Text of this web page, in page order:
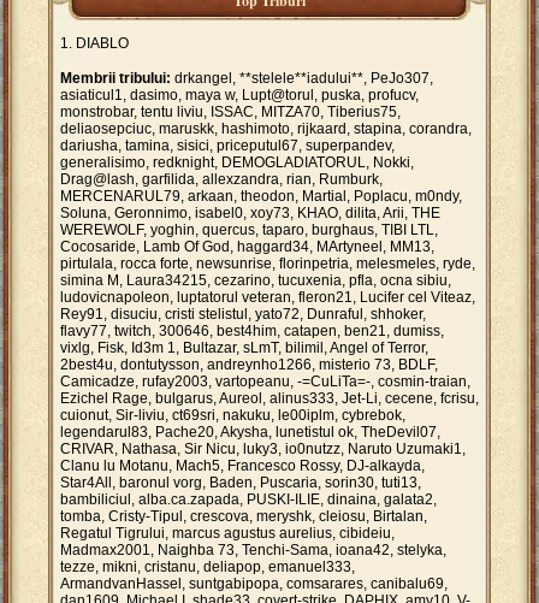
DIABLO
Membrii tribului: drkangel, **stelele**iadului**, PeJo307,
asiaticul1, dasimo, maya w, Lupt@torul, puska, profucv,
monstrobar, tentu liviu, ISSAC, MITZA70, Tiberius75,
deliaosepciuc, maruskk, hashimoto, rijkaard, stapina, corandra,
dariusha, tamina, sisici, priceputul67, superpandev,
generalisimo, redknight, DEMOGLADIATORUL, Nokki,
Drag@lash, garfilida, allexzandra, rian, Rumburk,
MERCENARUL79, arkaan, theodon, Martial, Poplacu, m0ndy,
Soluna, Geronnimo, isabel0, xoy73, KHAO, dilita, Arii, THE
WEREWOLF, yoghin, quercus, taparo, burghaus, TIBI LTL,
Cocosaride, Lamb Of God, haggard34, MArtyneel, MM13,
pirtulala, rocca forte, newsunrise, florinpetria, melesmeles, ryde,
simina M, Laura34215, cezarino, tucuxenia, pfla, ocna sibiu,
ludovicnapoleon, luptatorul veteran, fleron21, Lucifer cel Viteaz,
Rey91, disuciu, cristi stelistul, yato72, Dunraful, shhoker,
flavy77, twitch, 300646, best4him, catapen, ben21, dumiss,
vixlg, Fisk, Id3m 1, Bultazar, sLmT, bilimil, Angel of Terror,
2best4u, dontutysson, andreynho1266, misterio 73, BDLF,
Camicadze, rufay2003, vartopeanu, -=CuLiTa=-, cosmin-traian,
Ezichel Rage, bulgarus, Aureol, alinus333, Jet-Li, cecene, fcrisu,
cuionut, Sir-liviu, ct69sri, nakuku, le00iplm, cybrebok,
legendarul83, Pache20, Akysha, lunetistul ok, TheDevil07,
CRIVAR, Nathasa, Sir Nicu, luky3, io0nutzz, Naruto Uzumaki1,
Clanu lu Motanu, Mach5, Francesco Rossy, DJ-alkayda,
Star4All, baronul vorg, Baden, Puscaria, sorin30, tuti13,
bambiliciul, alba.ca.zapada, PUSKI-ILIE, dinaina, galata2,
tomba, Cristy-Tipul, crescova, meryshk, cleiosu, Birtalan,
Regatul Tigrului, marcus agustus aurelius, cibideiu,
Madmax2001, Naighba 73, Tenchi-Sama, ioana42, stelyka,
tezze, mikni, cristanu, deliapop, emanuel333,
ArmandvanHassel, suntgabipopa, comsarares, canibalu69,